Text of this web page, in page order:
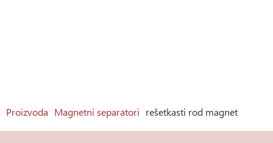
Proizvoda Magnetni separatori rešetkasti rod magnet